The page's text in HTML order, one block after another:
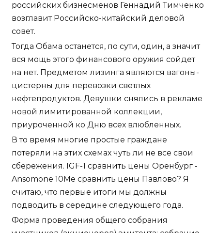
российских бизнесменов Геннадий Тимченко
возглавит Российско-китайский деловой
совет.
Тогда Обама останется, по сути, один, а значит
вся мощь этого финансового оружия сойдет
на нет. Предметом лизинга являются вагоны-
цистерны для перевозки светлых
нефтепродуктов. Девушки снялись в рекламе
новой лимитированной коллекции,
приуроченной ко Дню всех влюбленных.
В то время многие простые граждане
потеряли на этих схемах чуть ли не все свои
сбережения. IGF-1 сравнить цены Оренбург -
Ansomone 10Me сравнить цены Павлово? Я
считаю, что первые итоги мы должны
подводить в середине следующего года.
Форма проведения общего собрания